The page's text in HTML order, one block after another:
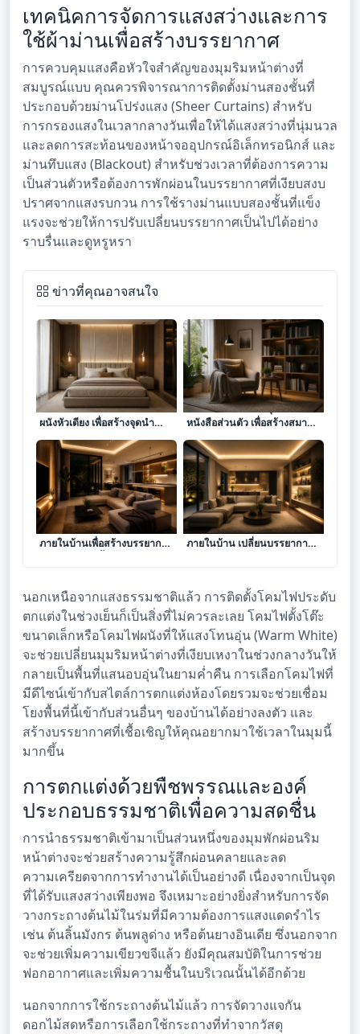
เทคนิคการจัดการแสงสว่างและการ
ใช้ผ้าม่านเพื่อสร้างบรรยากาศ
การควบคุมแสงคือหัวใจสำคัญของมุมริมหน้าต่างที่
สมบูรณ์แบบ คุณควรพิจารณาการติดตั้งม่านสองชั้นที่
ประกอบด้วยม่านโปร่งแสง (Sheer Curtains) สำหรับ
การกรองแสงในเวลากลางวันเพื่อให้ได้แสงสว่างที่นุ่มนวล
และลดการสะท้อนของหน้าจออุปกรณ์อิเล็กทรอนิกส์ และ
ม่านทึบแสง (Blackout) สำหรับช่วงเวลาที่ต้องการความ
เป็นส่วนตัวหรือต้องการพักผ่อนในบรรยากาศที่เงียบสงบ
ปราศจากแสงรบกวน การใช้รางม่านแบบสองชั้นที่แข็ง
แรงจะช่วยให้การปรับเปลี่ยนบรรยากาศเป็นไปได้อย่าง
ราบรื่นและดูหรูหรา
ข่าวที่คุณอาจสนใจ
ศิลปะการออกแบบและตกแต่ง
ผนังหัวเตียง เพื่อสร้างจุดนำ
สายตาและยกระดับบรรยากาศ
ในห้องนอน
ศิลปะการออกแบบมุมอ่าน
หนังสือส่วนตัว เพื่อสร้างสมาธิ
และบรรยากาศแห่งการเรียนรู้
ในบ้าน
ศิลปะการออกแบบแสงสว่าง
ภายในบ้านเพื่อสร้างบรรยากาศ
ศิลปะการออกแบบแสงสว่าง
ภายในบ้าน เปลี่ยนบรรยากาศ
นอกเหนือจากแสงธรรมชาติแล้ว การติดตั้งโคมไฟประดับ
ตกแต่งในช่วงเย็นก็เป็นสิ่งที่ไม่ควรละเลย โคมไฟตั้งโต๊ะ
ขนาดเล็กหรือโคมไฟผนังที่ให้แสงโทนอุ่น (Warm White)
จะช่วยเปลี่ยนมุมริมหน้าต่างที่เงียบเหงาในช่วงกลางวันให้
กลายเป็นพื้นที่แสนอบอุ่นในยามค่ำคืน การเลือกโคมไฟที่
มีดีไซน์เข้ากับสไตล์การตกแต่งห้องโดยรวมจะช่วยเชื่อม
โยงพื้นที่นี้เข้ากับส่วนอื่นๆ ของบ้านได้อย่างลงตัว และ
สร้างบรรยากาศที่เชื้อเชิญให้คุณอยากมาใช้เวลาในมุมนี้
มากขึ้น
การตกแต่งด้วยพืชพรรณและองค์
ประกอบธรรมชาติเพื่อความสดชื่น
การนำธรรมชาติเข้ามาเป็นส่วนหนึ่งของมุมพักผ่อนริม
หน้าต่างจะช่วยสร้างความรู้สึกผ่อนคลายและลด
ความเครียดจากการทำงานได้เป็นอย่างดี เนื่องจากเป็นจุด
ที่ได้รับแสงสว่างเพียงพอ จึงเหมาะอย่างยิ่งสำหรับการจัด
วางกระถางต้นไม้ในร่มที่มีความต้องการแสงแดดรำไร
เช่น ต้นลิ้นมังกร ต้นพลูด่าง หรือต้นยางอินเดีย ซึ่งนอกจาก
จะช่วยเพิ่มความเขียวขจีแล้ว ยังมีคุณสมบัติในการช่วย
ฟอกอากาศและเพิ่มความชื้นในบริเวณนั้นได้อีกด้วย
นอกจากการใช้กระถางต้นไม้แล้ว การจัดวางแจกัน
ดอกไม้สดหรือการเลือกใช้กระถางที่ทำจากวัสดุ